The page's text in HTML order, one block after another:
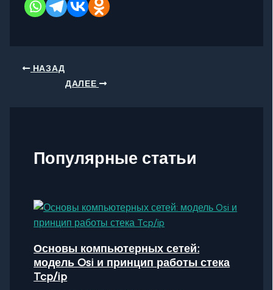
НАЗАД
ДАЛЕЕ
Популярные статьи
Основы компьютерных сетей:
модель Osi и принцип работы стека
Tcp/ip